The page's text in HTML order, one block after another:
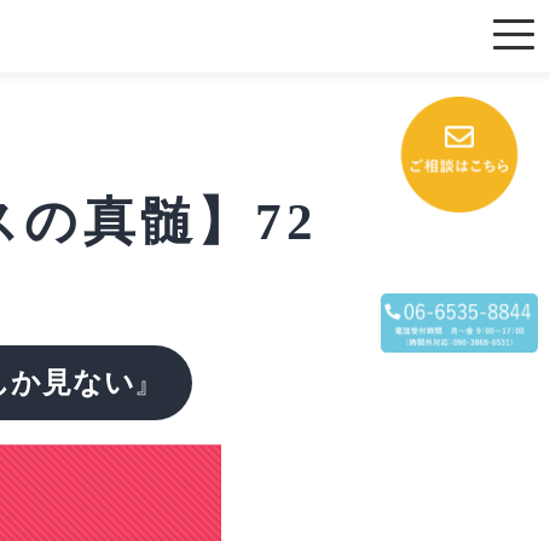
の真髄】72
か見ない』